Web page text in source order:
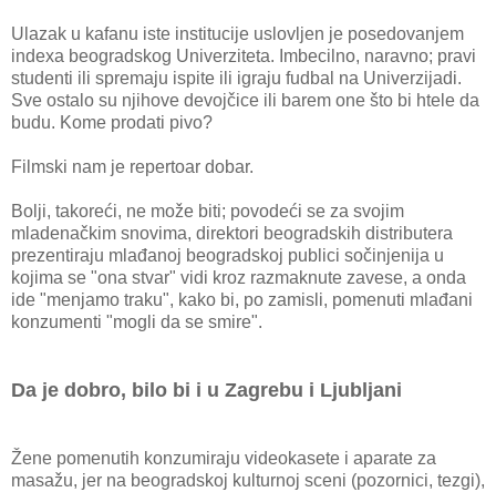
Ulazak u kafanu iste institucije uslovljen je posedovanjem
indexa beogradskog Univerziteta. Imbecilno, naravno; pravi
studenti ili spremaju ispite ili igraju fudbal na Univerzijadi.
Sve ostalo su njihove devojčice ili barem one što bi htele da
budu. Kome prodati pivo?
Filmski nam je repertoar dobar.
Bolji, takoreći, ne može biti; povodeći se za svojim
mladenačkim snovima, direktori beogradskih distributera
prezentiraju mlađanoj beogradskoj publici sočinjenija u
kojima se "ona stvar" vidi kroz razmaknute zavese, a onda
ide "menjamo traku", kako bi, po zamisli, pomenuti mlađani
konzumenti "mogli da se smire".
Da je dobro, bilo bi i u Zagrebu i Ljubljani
Žene pomenutih konzumiraju videokasete i aparate za
masažu, jer na beogradskoj kulturnoj sceni (pozornici, tezgi),